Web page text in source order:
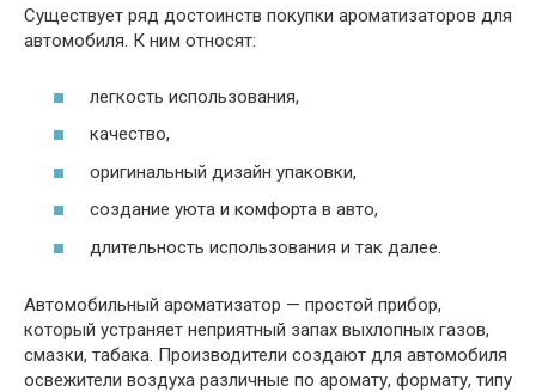
Существует ряд достоинств покупки ароматизаторов для
автомобиля. К ним относят:
легкость использования,
качество,
оригинальный дизайн упаковки,
создание уюта и комфорта в авто,
длительность использования и так далее.
Автомобильный ароматизатор — простой прибор,
который устраняет неприятный запах выхлопных газов,
смазки, табака. Производители создают для автомобиля
освежители воздуха различные по аромату, формату, типу